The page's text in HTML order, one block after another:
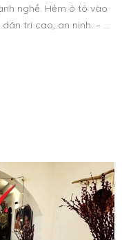
nghề. Hẻm ô tô vào
trí cao, an ninh. – …